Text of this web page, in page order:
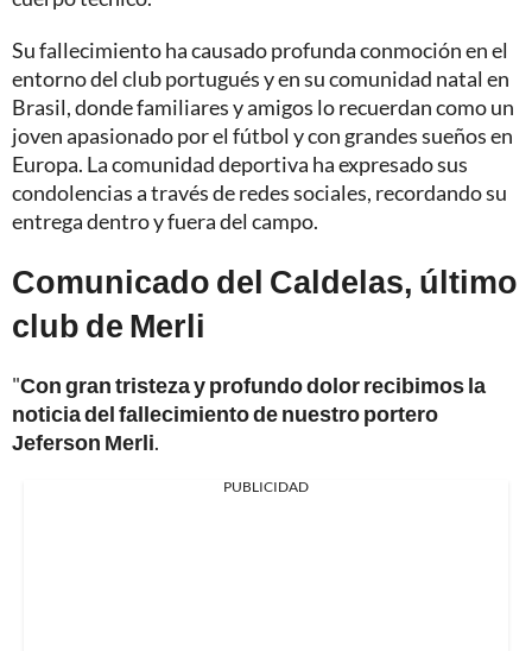
Su fallecimiento ha causado profunda conmoción en el
entorno del club portugués y en su comunidad natal en
Brasil, donde familiares y amigos lo recuerdan como un
joven apasionado por el fútbol y con grandes sueños en
Europa. La comunidad deportiva ha expresado sus
condolencias a través de redes sociales, recordando su
entrega dentro y fuera del campo.
Comunicado del Caldelas, último
club de Merli
"Con gran tristeza y profundo dolor recibimos la
noticia del fallecimiento de nuestro portero
Jeferson Merli.
PUBLICIDAD